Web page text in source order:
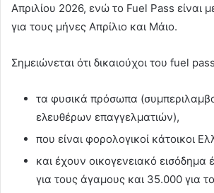
Απριλίου 2026, ενώ το Fuel Pass είναι
για τους μήνες Απρίλιο και Μάιο.
Σημειώνεται ότι δικαιούχοι του fuel
τα φυσικά πρόσωπα
ελευθέρων επαγγελματιών),
που είναι φορολογικοί κάτοικοι
και έχουν οικογενειακό
για τους άγαμους και 35.000 για